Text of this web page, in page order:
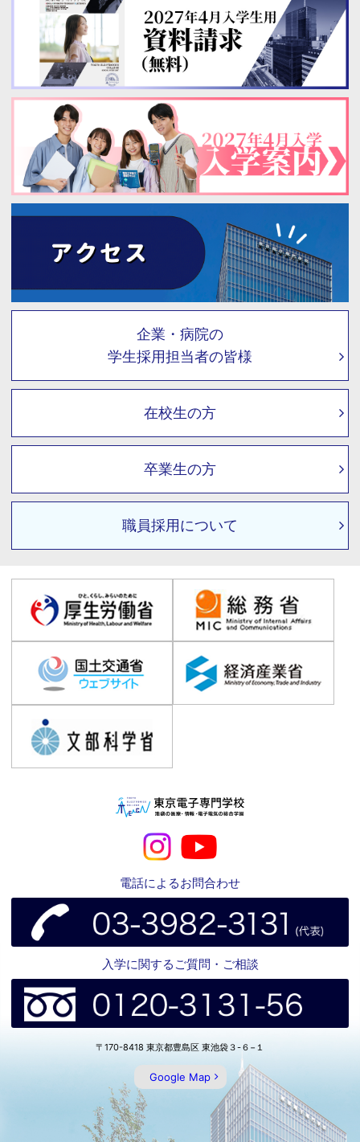
企業・病院の
学生採用担当者の皆様
在校生の方
卒業生の方
職員採用について
電話によるお問合わせ
入学に関するご質問・ご相談
〒170-8418 東京都豊島区 東池袋３-６−１
Google Map